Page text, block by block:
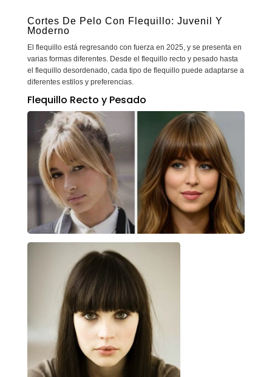
Cortes De Pelo Con Flequillo: Juvenil Y
Moderno
El flequillo está regresando con fuerza en 2025, y se presenta en
varias formas diferentes. Desde el flequillo recto y pesado hasta
el flequillo desordenado, cada tipo de flequillo puede adaptarse a
diferentes estilos y preferencias.
Flequillo Recto y Pesado